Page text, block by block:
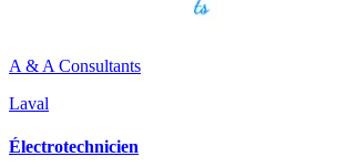
A & A Consultants
Laval
Électrotechnicien